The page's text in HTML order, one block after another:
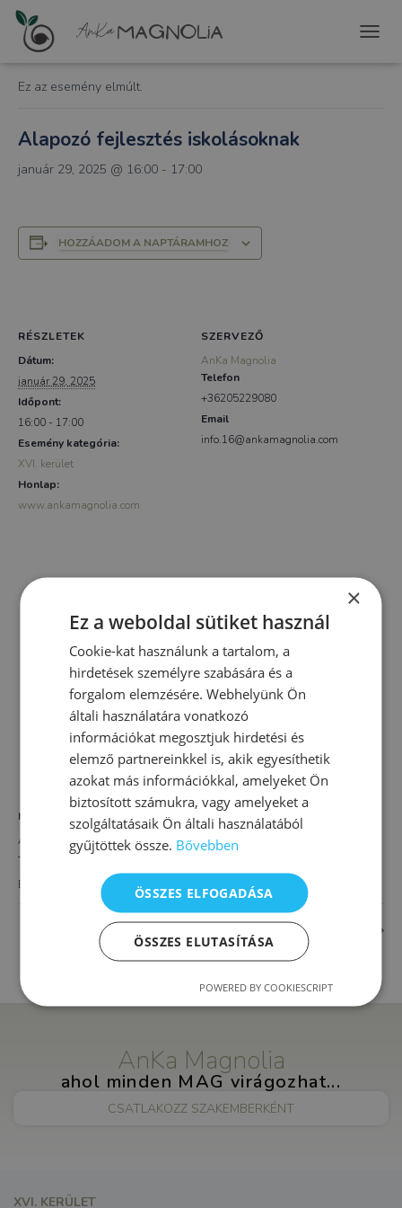
« Összes Események
Ez az esemény elmúlt.
Alapozó fejlesztés iskolásoknak
január 29, 2025 @ 16:00 - 17:00
HOZZÁADOM A NAPTÁRAMHOZ
RÉSZLETEK
Dátum:
január 29, 2025
Időpont:
16:00 - 17:00
Esemény kategória:
XVI. kerület
Honlap:
www.ankamagnolia.com
SZERVEZŐ
AnKa Magnolia
Telefon
+36205229080
Email
info.16@ankamagnolia.com
HELYSZÍN
AnKa Magnolia XVI.
Thököly út 4.
Budapest
Magyarország
Alapozó fejlesztés óvodásoknak Komplex iskola-előkészítő
AnKa Magnolia
ahol minden MAG virágozhat...
CSATLAKOZZ SZAKEMBERKÉNT
XVI. KERÜLET
×
Ez a weboldal sütiket használ
Cookie-kat használunk a tartalom, a
hirdetések személyre szabására és a
forgalom elemzésére. Webhelyünk Ön
általi használatára vonatkozó
információkat megosztjuk hirdetési és
elemző partnereinkkel is, akik egyesíthetik
azokat más információkkal, amelyeket Ön
biztosított számukra, vagy amelyeket a
szolgáltatásaik Ön általi használatából
gyűjtöttek össze. Bővebben
ÖSSZES ELFOGADÁSA
ÖSSZES ELUTASÍTÁSA
POWERED BY COOKIESCRIPT